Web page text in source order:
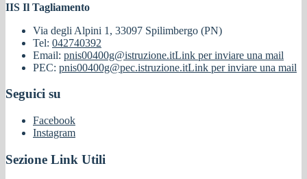
IIS Il Tagliamento
Via degli Alpini 1, 33097 Spilimbergo (PN)
Tel: 042740392
Email: pnis00400g@istruzione.itLink per inviare una mail
PEC: pnis00400g@pec.istruzione.itLink per inviare una mail
Seguici su
Facebook
Instagram
Sezione Link Utili